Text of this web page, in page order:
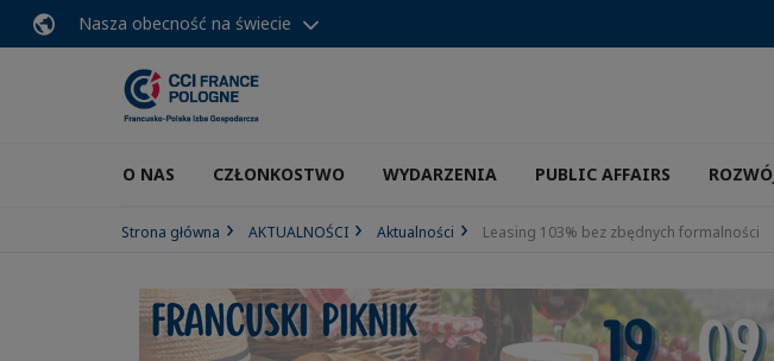
Nasza obecność na świecie
O NAS CZŁONKOSTWO WYDARZENIA PUBLIC AFFAIRS
Strona główna AKTUALNOŚCI Aktualności Leasing 103% bez zbędnych formalności